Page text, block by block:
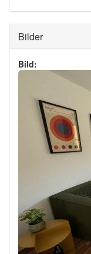
Ausblenden
Bilder
Bild: